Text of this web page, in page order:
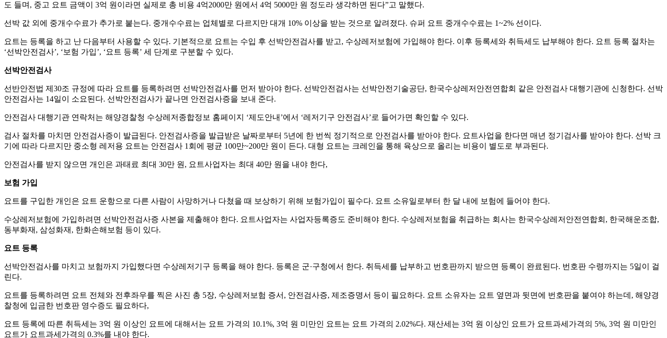
도 들며, 중고 요트 금액이 3억 원이라면 실제로 총 비용 4억2000만 원에서 4억 5000만 원 정도라 생각하면 된다”고 말했다.
선박 값 외에 중개수수료가 추가로 붙는다. 중개수수료는 업체별로 다르지만 대개 10% 이상을 받는 것으로 알려졌다. 슈퍼 요트 중개수수료는 1~2% 선이다.
요트는 등록을 하고 난 다음부터 사용할 수 있다. 기본적으로 요트는 수입 후 선박안전검사를 받고, 수상레저보험에 가입해야 한다. 이후 등록세와 취득세도 납부해야 한다. 요트 등록 절차는
‘선박안전검사’, ‘보험 가입’, ‘요트 등록’ 세 단계로 구분할 수 있다.
선박안전검사
선반안전법 제30조 규정에 따라 요트를 등록하려면 선박안전검사를 먼저 받아야 한다. 선박안전검사는 선박안전기술공단, 한국수상레저안전연합회 같은 안전검사 대행기관에 신청한다. 선박
안전검사는 14일이 소요된다. 선박안전검사가 끝나면 안전검사증을 보내 준다.
안전검사 대행기관 연락처는 해양경찰청 수상레저종합정보 홈페이지 ‘제도안내’에서 ‘레저기구 안전검사’로 들어가면 확인할 수 있다.
검사 절차를 마치면 안전검사증이 발급된다. 안전검사증을 발급받은 날짜로부터 5년에 한 번씩 정기적으로 안전검사를 받아야 한다. 요트사업을 한다면 매년 정기검사를 받아야 한다. 선박 크
기에 따라 다르지만 중소형 레저용 요트는 안전검사 1회에 평균 100만~200만 원이 든다. 대형 요트는 크레인을 통해 육상으로 올리는 비용이 별도로 부과된다.
안전검사를 받지 않으면 개인은 과태료 최대 30만 원, 요트사업자는 최대 40만 원을 내야 한다,
보험 가입
요트를 구입한 개인은 요트 운항으로 다른 사람이 사망하거나 다쳤을 때 보상하기 위해 보험가입이 필수다. 요트 소유일로부터 한 달 내에 보험에 들어야 한다.
수상레저보험에 가입하려면 선박안전검사증 사본을 제출해야 한다. 요트사업자는 사업자등록증도 준비해야 한다. 수상레저보험을 취급하는 회사는 한국수상레저안전연합회, 한국해운조합,
동부화재, 삼성화재, 한화손해보험 등이 있다.
요트 등록
선박안전검사를 마치고 보험까지 가입했다면 수상레저기구 등록을 해야 한다. 등록은 군·구청에서 한다. 취득세를 납부하고 번호판까지 받으면 등록이 완료된다. 번호판 수령까지는 5일이 걸
린다.
요트를 등록하려면 요트 전체와 전후좌우를 찍은 사진 총 5장, 수상레저보험 증서, 안전검사증, 제조증명서 등이 필요하다. 요트 소유자는 요트 옆면과 뒷면에 번호판을 붙여야 하는데, 해양경
찰청에 입금한 번호판 영수증도 필요하다,
요트 등록에 따른 취득세는 3억 원 이상인 요트에 대해서는 요트 가격의 10.1%, 3억 원 미만인 요트는 요트 가격의 2.02%다. 재산세는 3억 원 이상인 요트가 요트과세가격의 5%, 3억 원 미만인
요트가 요트과세가격의 0.3%를 내야 한다.